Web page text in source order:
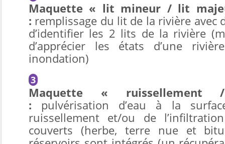
Maquette « lit mineur / lit
: remplissage du lit de la rivière avec
d’identifier les 2 lits de la rivière
d’apprécier les états d’une
inondation)
Maquette «
: pulvérisation d’eau à la
ruissellement et/ou de
couverts (herbe, terre nue et